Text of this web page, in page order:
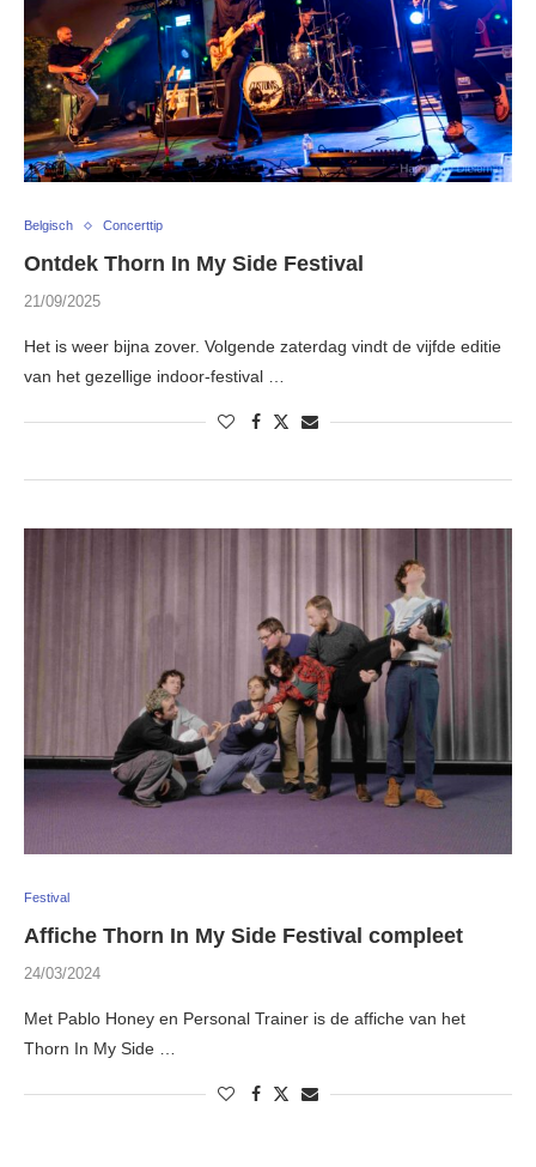
Belgisch Concerttip
Ontdek Thorn In My Side Festival
21/09/2025
Het is weer bijna zover. Volgende zaterdag vindt de vijfde editie
van het gezellige indoor-festival …
Festival
Affiche Thorn In My Side Festival compleet
24/03/2024
Met Pablo Honey en Personal Trainer is de affiche van het
Thorn In My Side …